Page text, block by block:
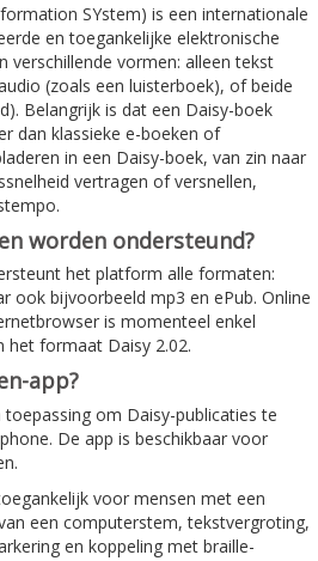
SYstem) is een internationale
en toegankelijke elektronische
verschillende vormen: alleen tekst
(zoals een luisterboek), of beide
Belangrijk is dat een Daisy-boek
dan klassieke e-boeken of
in een Daisy-boek, van zin naar
vertragen of versnellen,
worden ondersteund?
het platform alle formaten:
ook bijvoorbeeld mp3 en ePub. Online
is momenteel enkel
het formaat Daisy 2.02.
app?
toepassing om Daisy-publicaties te
De app is beschikbaar voor
voor mensen met een
een computerstem, tekstvergroting,
en koppeling met braille-